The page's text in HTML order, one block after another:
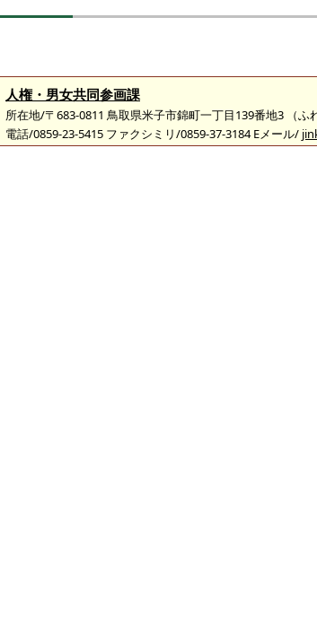
人権・男女共同参画課
所在地/〒683-0811 鳥取県米子市錦町一丁目139番地3 （ふ
電話/0859-23-5415 ファクシミリ/0859-37-3184 Eメール/